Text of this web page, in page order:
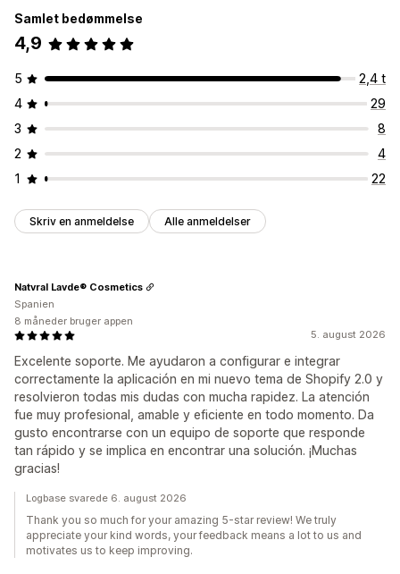
Samlet bedømmelse
4,9
5
2,4 t
4
29
3
8
2
4
1
22
Skriv en anmeldelse Alle anmeldelser
5. august 2026
Excelente soporte. Me ayudaron a configurar e integrar
correctamente la aplicación en mi nuevo tema de Shopify 2.0 y
resolvieron todas mis dudas con mucha rapidez. La atención
fue muy profesional, amable y eficiente en todo momento. Da
gusto encontrarse con un equipo de soporte que responde
tan rápido y se implica en encontrar una solución. ¡Muchas
gracias!
Natvral Lavde® Cosmetics
Spanien
8 måneder bruger appen
Logbase svarede 6. august 2026
Thank you so much for your amazing 5-star review! We truly
appreciate your kind words, your feedback means a lot to us and
motivates us to keep improving.